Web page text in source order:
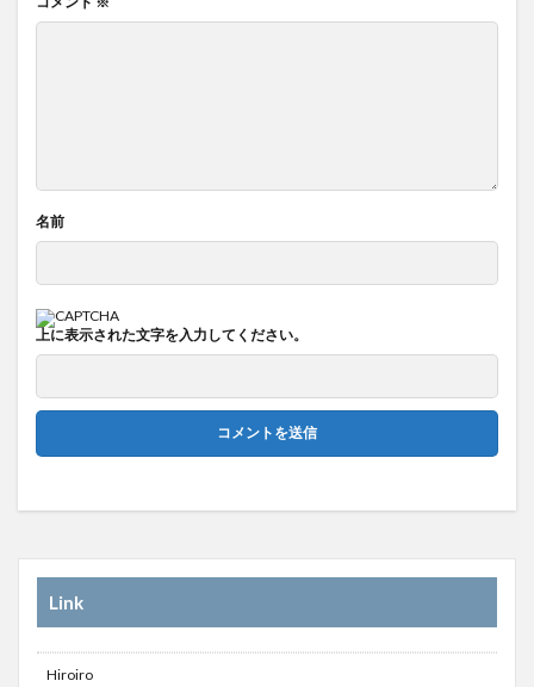
名前
上に表示された文字を入力してください。
Link
Hiroiro